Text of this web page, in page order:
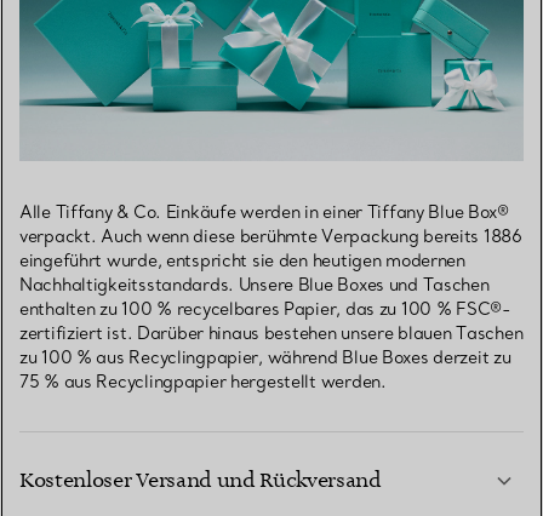
Alle Tiffany & Co. Einkäufe werden in einer Tiffany Blue Box®
verpackt. Auch wenn diese berühmte Verpackung bereits 1886
eingeführt wurde, entspricht sie den heutigen modernen
Nachhaltigkeitsstandards. Unsere Blue Boxes und Taschen
enthalten zu 100 % recycelbares Papier, das zu 100 % FSC®-
zertifiziert ist. Darüber hinaus bestehen unsere blauen Taschen
zu 100 % aus Recyclingpapier, während Blue Boxes derzeit zu
75 % aus Recyclingpapier hergestellt werden.
Kostenloser Versand und Rückversand